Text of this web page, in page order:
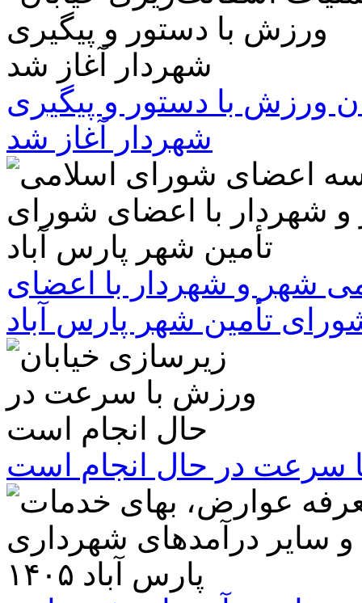
ورزش با دستور و پیگیری
شهردار آغاز شد
شهر و شهردار با اعضای
تأمین شهر پارس آباد
سرعت در حال انجام است